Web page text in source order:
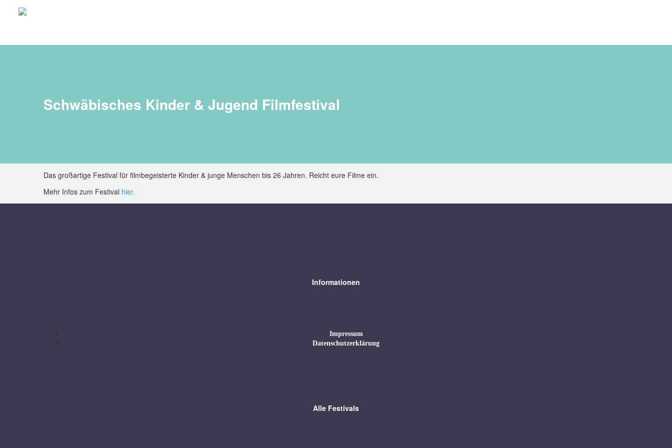
Schwäbisches Kinder & Jugend Filmfestival
Das großartige Festival für filmbegeisterte Kinder & junge Menschen bis 26 Jahren. Reicht eure Filme ein.
Mehr Infos zum Festival hier.
Informationen
Impressum
Datenschutzerklärung
Alle Festivals